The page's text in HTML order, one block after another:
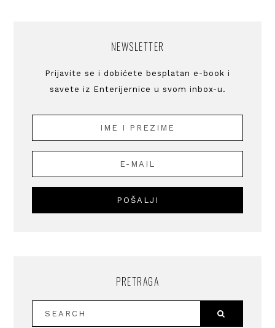
NEWSLETTER
Prijavite se i dobićete besplatan e-book i
savete iz Enterijernice u svom inbox-u.
PRETRAGA